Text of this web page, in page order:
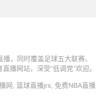
，同时覆盖足球五大联赛、
播网站，深受“低调党”欢迎。
网, 篮球直播jrs, 免费NBA直播,